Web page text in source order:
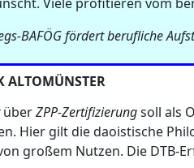
BAFÖG fördert berufliche
ALTOMÜNSTER
überZPP-Zertifizierungsoll als
Hier gilt die daoistische
großem Nutzen. Die DTB-